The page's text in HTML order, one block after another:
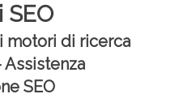
SEO
motori di ricerca
Assistenza
SEO